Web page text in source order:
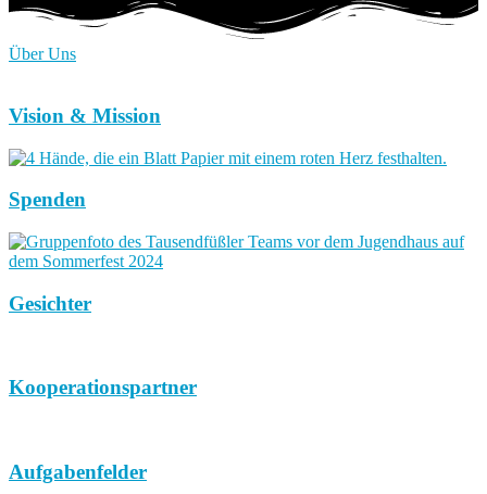
Über Uns
Vision & Mission
Spenden
Gesichter
Kooperationspartner
Aufgabenfelder